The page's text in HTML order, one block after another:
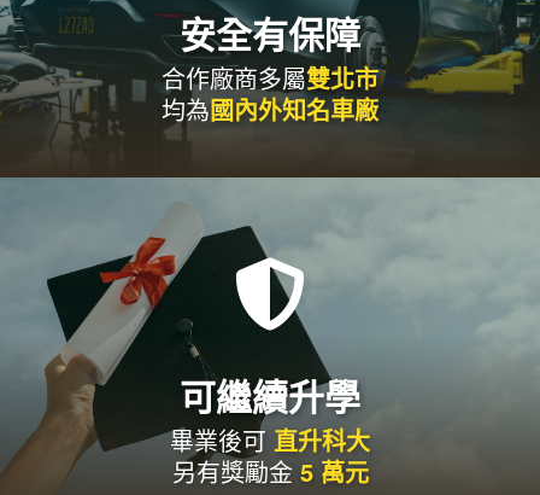
安全有保障
合作廠商多屬雙北市
均為國內外知名車廠

可繼續升學
畢業後可 直升科大
另有獎勵金 5 萬元